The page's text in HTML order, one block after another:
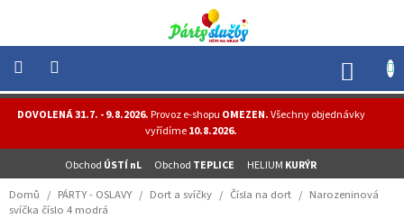
obsah
DOVOLENÁ 31.7. - 9.8.2026.Provoz e-shopu OMEZEN.Všechny objednávky
vyřídíme10.8.2026.
Obchod ÚSTÍ nL Obchod TEPLICE HELIUM KURÝR
NOVINKY
HELIUM
Domů / PÁRTY - OSLAVY / Dort a svíčky / Čísla na dort / Narozeninová
svíčka číslo 4 modrá